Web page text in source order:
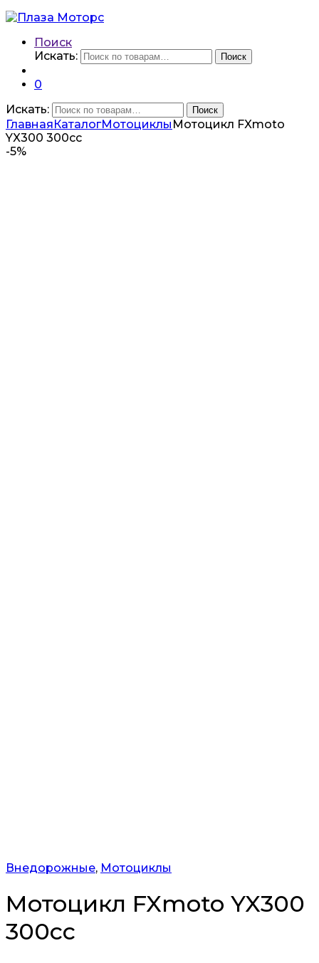
Поиск
Искать:
Поиск
0
Искать:
Поиск
ГлавнаяКаталогМотоциклы Мотоцикл FXmoto
YX300 300сс
-5%
Внедорожные, Мотоциклы
Мотоцикл FXmoto YX300
300сс